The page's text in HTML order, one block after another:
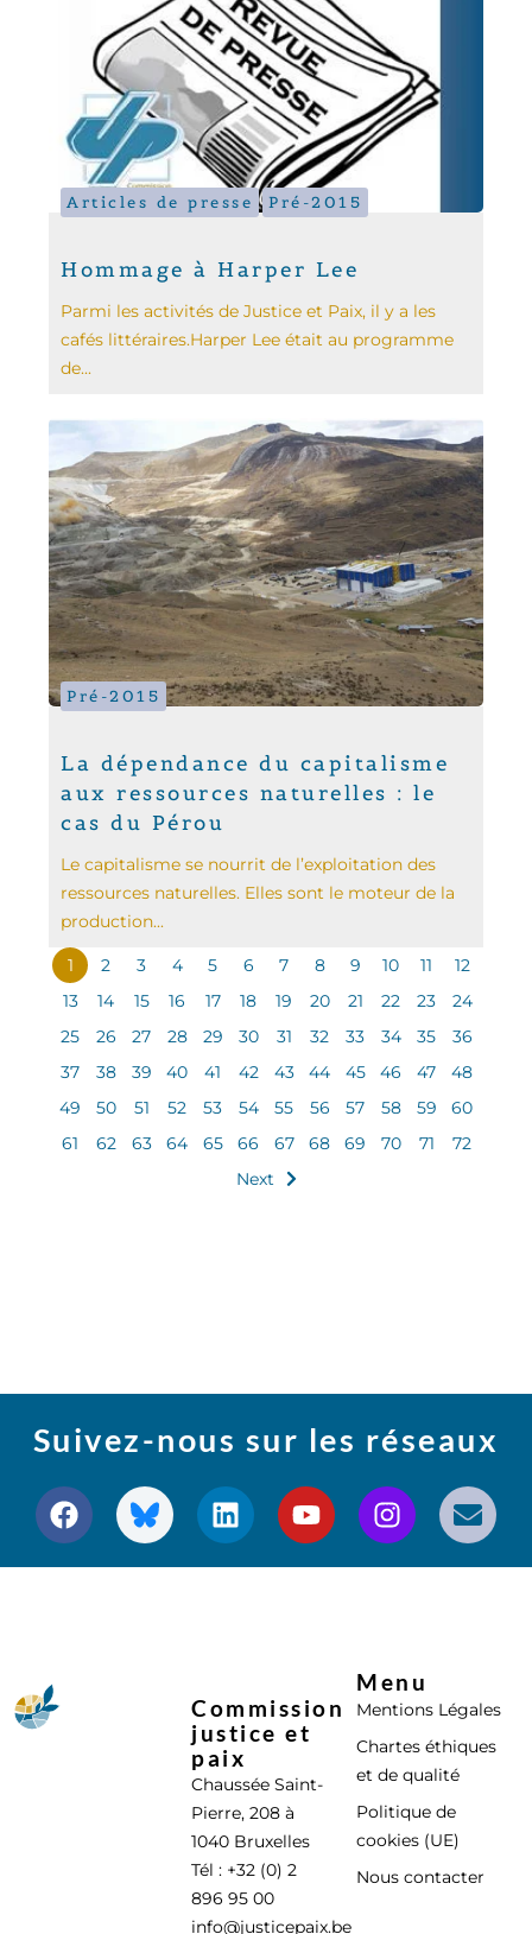
Articles de presse Pré-2015
Hommage à Harper Lee
Parmi les activités de Justice et Paix, il y a les
cafés littéraires.Harper Lee était au pro­gramme
de...
Pré-2015
La dépendance du capitalisme
aux ressources naturelles : le
cas du Pérou
Le capitalisme se nourrit de l’exploitation des
ressources naturelles. Elles sont le moteur de la
production...
1 2 3 4 5 6 7 8 9 10 11
12
13
14 15 16 17 18 19 20 21 22 23
24
25
26 27 28 29 30 31 32 33 34 35
36
37
38 39 40 41 42 43 44 45 46 47
48
49
50 51 52 53 54 55 56 57 58 59
60
61
62 63 64 65 66 67 68 69 70 71
72
Next
Suivez-nous sur les réseaux
Commission
justice et
paix
Chaussée Saint-
Pierre, 208 à
1040 Bruxelles
Tél : +32 (0) 2
896 95 00
info@justicepaix.be
Menu
Mentions Légales
Chartes éthiques
et de qualité
Politique de
cookies (UE)
Nous contacter